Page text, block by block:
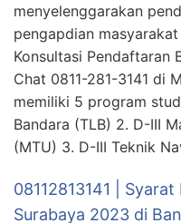
menyelenggarakan
pengapdian
Konsultasi Pendaftaran
Chat 0811-281-3141 di
memiliki 5 program
Bandara (TLB) 2. D-III
(MTU) 3. D-III Teknik
08112813141 |
Surabaya 2023 di